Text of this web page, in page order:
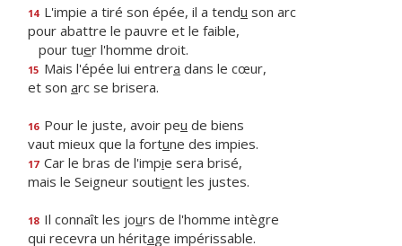
14 L'impie a tiré son épée, il a tendu son arc
pour abattre le pauvre et le faible,
pour tuer l'homme droit.
15 Mais l'épée lui entrera dans le cœur,
et son arc se brisera.
16 Pour le juste, avoir peu de biens
vaut mieux que la fortune des impies.
17 Car le bras de l'impie sera brisé,
mais le Seigneur soutient les justes.
18 Il connaît les jours de l'homme intègre
qui recevra un héritage impérissable.